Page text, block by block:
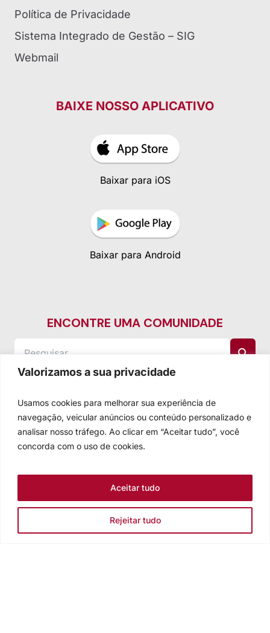
Valorizamos a sua privacidade
Usamos cookies para melhorar sua experiência de
navegação, veicular anúncios ou conteúdo personalizado e
analisar nosso tráfego. Ao clicar em “Aceitar tudo”, você
concorda com o uso de cookies.
Rejeitar tudo
Aceitar tudo
Política de Privacidade
Sistema Integrado de Gestão – SIG
Webmail
BAIXE NOSSO APLICATIVO
Baixar para iOS
Baixar para Android
ENCONTRE UMA COMUNIDADE